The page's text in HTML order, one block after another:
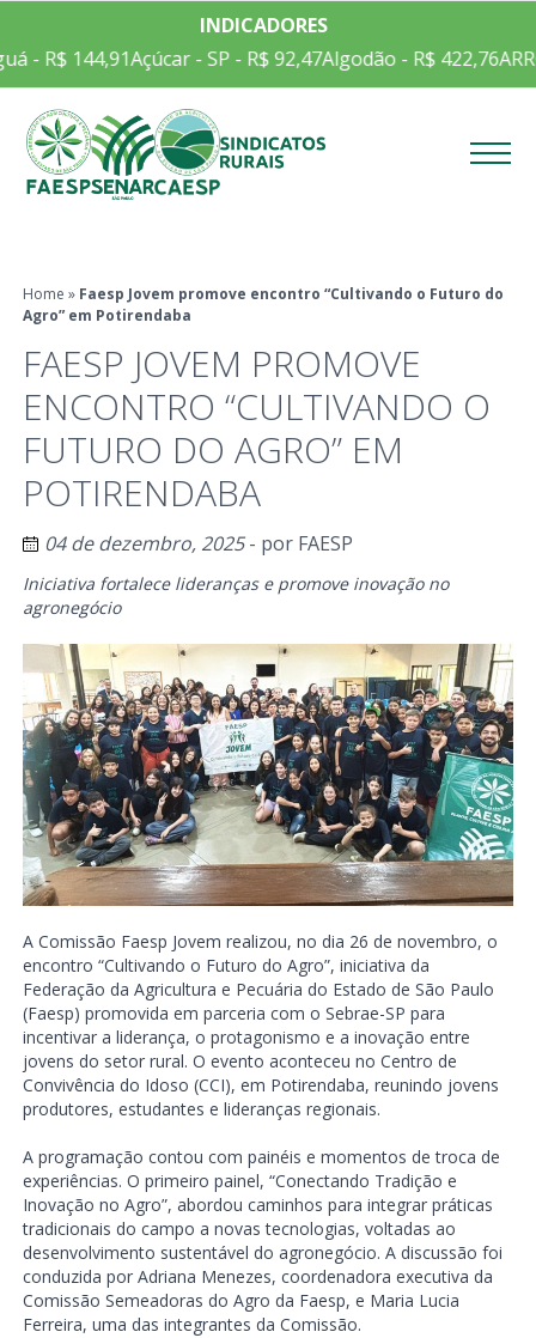
INDICADORES
144,91Açúcar - SP - R$ 92,47Algodão - R$ 422,76ARROZ
Home » Faesp Jovem promove encontro “Cultivando o Futuro do
Agro” em Potirendaba
FAESP JOVEM PROMOVE
ENCONTRO “CULTIVANDO O
FUTURO DO AGRO” EM
POTIRENDABA
04 de dezembro, 2025- por FAESP
Iniciativa fortalece lideranças e promove inovação no
agronegócio
A Comissão Faesp Jovem realizou, no dia 26 de novembro, o
encontro “Cultivando o Futuro do Agro”, iniciativa da
Federação da Agricultura e Pecuária do Estado de São Paulo
(Faesp) promovida em parceria com o Sebrae-SP para
incentivar a liderança, o protagonismo e a inovação entre
jovens do setor rural. O evento aconteceu no Centro de
Convivência do Idoso (CCI), em Potirendaba, reunindo jovens
produtores, estudantes e lideranças regionais.
A programação contou com painéis e momentos de troca de
experiências. O primeiro painel, “Conectando Tradição e
Inovação no Agro”, abordou caminhos para integrar práticas
tradicionais do campo a novas tecnologias, voltadas ao
desenvolvimento sustentável do agronegócio. A discussão foi
conduzida por Adriana Menezes, coordenadora executiva da
Comissão Semeadoras do Agro da Faesp, e Maria Lucia
Ferreira, uma das integrantes da Comissão.